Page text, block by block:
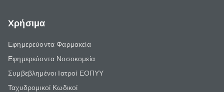
Χρήσιμα
Εφημερεύοντα Φαρμακεία
Εφημερεύοντα Νοσοκομεία
Συμβεβλημένοι Ιατροί ΕΟΠΥΥ
Ταχυδρομικοί Κωδικοί